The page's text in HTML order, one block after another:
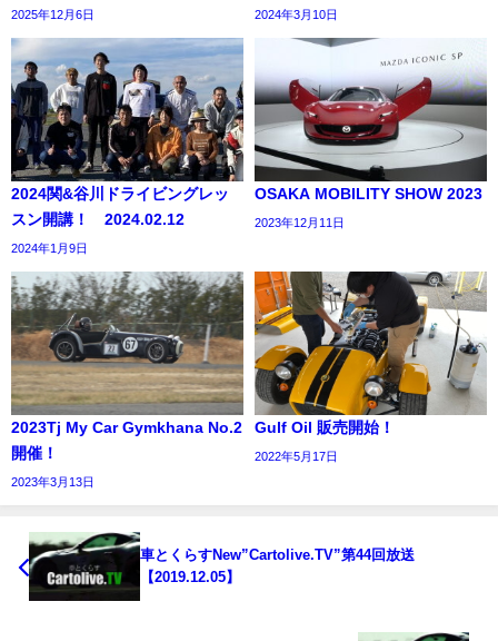
2025年12月6日 2024年3月10日
2024関&谷川ドライビングレッ
スン開講！ 2024.02.12
2024年1月9日
OSAKA MOBILITY SHOW 2023
2023年12月11日
2023Tj My Car Gymkhana No.2
開催！
2023年3月13日
Gulf Oil 販売開始！
2022年5月17日
車とくらすNew”Cartolive.TV”第44回放送
【2019.12.05】